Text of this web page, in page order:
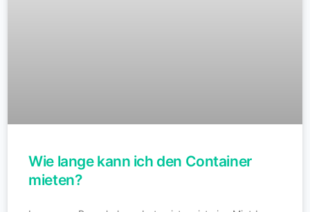
Wie lange kann ich den Container
mieten?